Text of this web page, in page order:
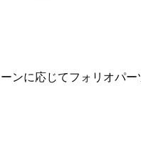
ンに応じてフォリオパ